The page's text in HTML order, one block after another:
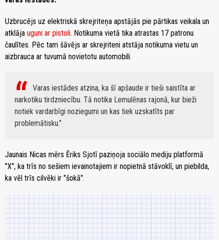
Uzbrucējs uz elektriskā skrejriteņa apstājās pie pārtikas veikala un
atklāja uguni ar pistoli. Notikuma vietā tika atrastas 17 patronu
čaulītes. Pēc tam šāvējs ar skrejriteni atstāja notikuma vietu un
aizbrauca ar tuvumā novietotu automobili.
Varas iestādes atzina, ka šī apšaude ir tieši saistīta ar
narkotiku tirdzniecību. Tā notika Lemulēnas rajonā, kur bieži
notiek vardarbīgi noziegumi un kas tiek uzskatīts par
problemātisku.
Jaunais Nicas mērs Ēriks Sjotī paziņoja sociālo mediju platformā
"X", ka trīs no sešiem ievainotajiem ir nopietnā stāvoklī, un piebilda,
ka vēl trīs cilvēki ir "šokā".